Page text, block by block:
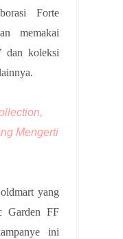
Forte
memakai
dan koleksi
Mengerti
yang
Garden FF
ini